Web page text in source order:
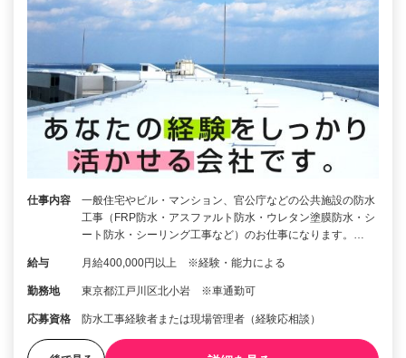
仕事内容
一般住宅やビル・マンション、官公庁などの公共施設の防水
工事（FRP防水・アスファルト防水・ウレタン塗膜防水・シ
ート防水・シーリング工事など）のお仕事になります。…
給与 月給400,000円以上 ※経験・能力による
勤務地 東京都江戸川区北小岩 ※車通勤可
応募資格 防水工事経験者または現場管理者（経験応相談）